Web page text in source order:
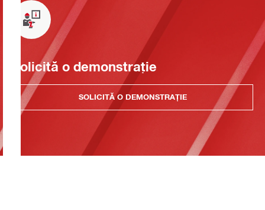
Solicită o demonstrație
SOLICITĂ O DEMONSTRAȚIE